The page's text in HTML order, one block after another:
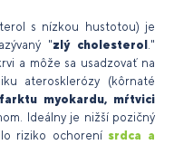
s nízkou hustotou) je
"zlý cholesterol ."
a môže sa usadzovať na
aterosklerózy (kôrnaté
myokardu, mŕtvici
Ideálny je nižší pozičný
riziko ochorení srdca a